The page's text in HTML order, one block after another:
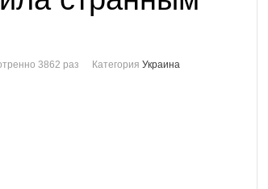
3862 раз Категория Украина